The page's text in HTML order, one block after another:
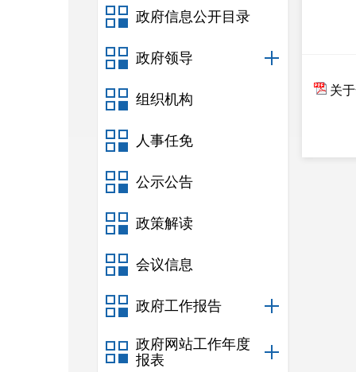
政府信息公开目录
政府领导
组织机构
人事任免
公示公告
政策解读
会议信息
政府工作报告
政府网站工作年度
报表
关